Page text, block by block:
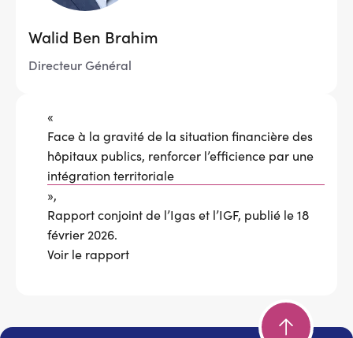
Walid Ben Brahim
Directeur Général
«
Face à la gravité de la situation financière des
hôpitaux publics, renforcer l’efficience par une
intégration territoriale
»,
Rapport conjoint de l’Igas et l’IGF, publié le 18
février 2026.
Voir le rapport